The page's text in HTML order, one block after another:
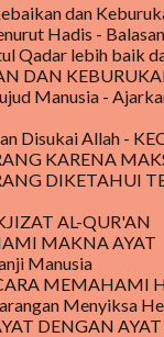
GRATIS
makanan
ini, pada awalnya
kasus di beritakan
disediakan
anak yang
bahwa orang
keracunan
. Meski demikian,
dan
Hadis -
Qadar lebih baik
DAN
Manusia -
Disukai Allah -
KARENA
DIKETAHUI
AL-QUR'AN
MAKNA AYAT
Manusia
MEMAHAMI
Menyiksa
DENGAN AYAT